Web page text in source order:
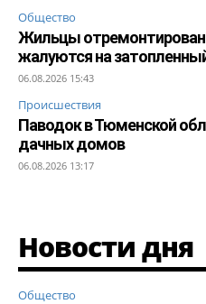
Общество
Жильцы
жалуются на
06.08.2026 15:43
Происшествия
Паводок в Тюменской
дачных домов
06.08.2026 13:17
Новости дня
Общество